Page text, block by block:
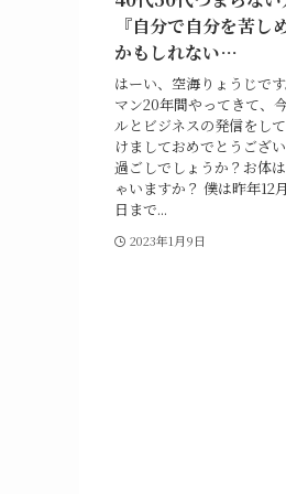
『自分で自分を苦し
かもしれない…
はーい、空海りょうじで
マン20年間やってきて、
ルとビジネスの発信をし
けましておめでとうござ
過ごしでしょうか？お体
ゃいますか？ 僕は昨年12
日まで...
2023年1月9日